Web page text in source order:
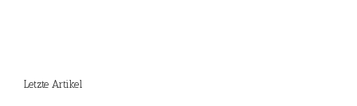
Letzte Artikel